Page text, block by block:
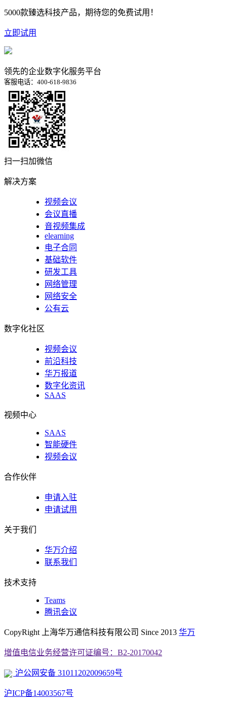
5000款臻选科技产品，期待您的免费试用！
立即试用
领先的企业数字化服务平台
客服电话：400-618-9836
扫一扫加微信
解决方案
视频会议
会议直播
音视频集成
elearning
电子合同
基础软件
研发工具
网络管理
网络安全
公有云
数字化社区
视频会议
前沿科技
华万报道
数字化资讯
SAAS
视频中心
SAAS
智能硬件
视频会议
合作伙伴
申请入驻
申请试用
关于我们
华万介绍
联系我们
技术支持
Teams
腾讯会议
CopyRight 上海华万通信科技有限公司 Since 2013 华万
增值电信业务经营许可证编号：B2-20170042
沪公网安备 31011202009659号
沪ICP备14003567号